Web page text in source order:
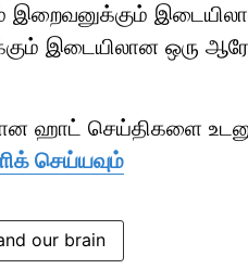
இறைவனுக்கும்
இடையிலான ஒரு
ஹாட் செய்திகளை
செய்யவும்
our brain